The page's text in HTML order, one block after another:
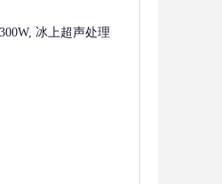
冰上超声处理